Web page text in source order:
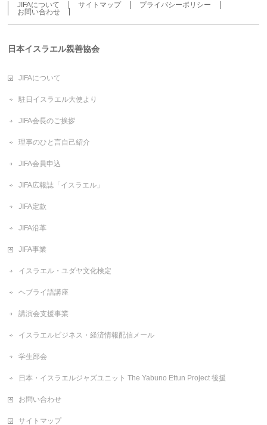
JIFAについて サイトマップ
プライバシーポリシー
お問い合わせ
日本イスラエル親善協会
JIFAについて
駐日イスラエル大使より
JIFA会長のご挨拶
理事のひと言自己紹介
JIFA会員申込
JIFA広報誌「イスラエル」
JIFA定款
JIFA沿革
JIFA事業
イスラエル・ユダヤ文化検定
ヘブライ語講座
講演会支援事業
イスラエルビジネス・経済情報配信メール
学生部会
日本・イスラエルジャズユニット The Yabuno Ettun Project 後援
お問い合わせ
サイトマップ